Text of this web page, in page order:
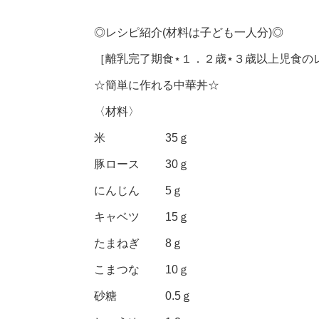
◎レシピ紹介(材料は子ども一人分)◎
［離乳完了期食⋆１．２歳⋆３歳以上児食の
☆簡単に作れる中華丼☆
〈材料〉
米 35ｇ
豚ロース 30ｇ
にんじん 5ｇ
キャベツ 15ｇ
たまねぎ 8ｇ
こまつな 10ｇ
砂糖 0.5ｇ